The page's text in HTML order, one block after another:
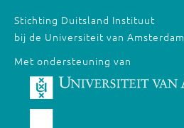
Stichting Duitsland Instituut
bij de Universiteit van Amsterdam
Met ondersteuning van